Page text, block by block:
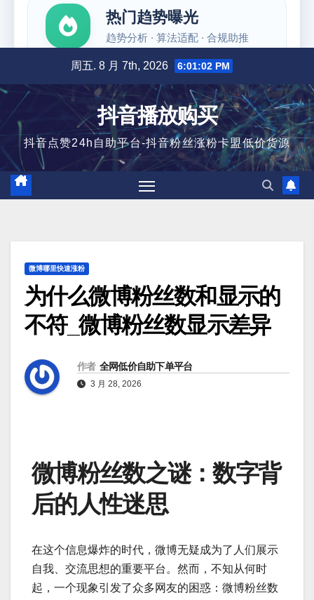
容
周五. 8 月 7th, 2026 6:01:03 PM
抖音播放购买
抖音点赞24h自助平台-抖音粉丝涨粉卡盟低价货源
微博哪里快速涨粉
为什么微博粉丝数和显示的
不符_微博粉丝数显示差异
作者 全网低价自助下单平台
3 月 28, 2026
微博粉丝数之谜：数字背
后的人性迷思
在这个信息爆炸的时代，微博无疑成为了人们展示
自我、交流思想的重要平台。然而，不知从何时
起，一个现象引发了众多网友的困惑：微博粉丝数